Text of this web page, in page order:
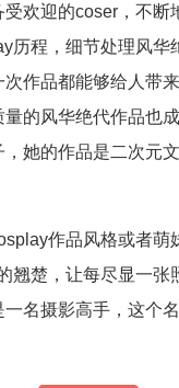
欢迎的coser，不断
历程，细节处理风华
作品都能够给人带
的风华绝代作品也
她的作品是二次元
作品风格或者萌
翘楚，让每尽显一张
一名摄影高手，这个